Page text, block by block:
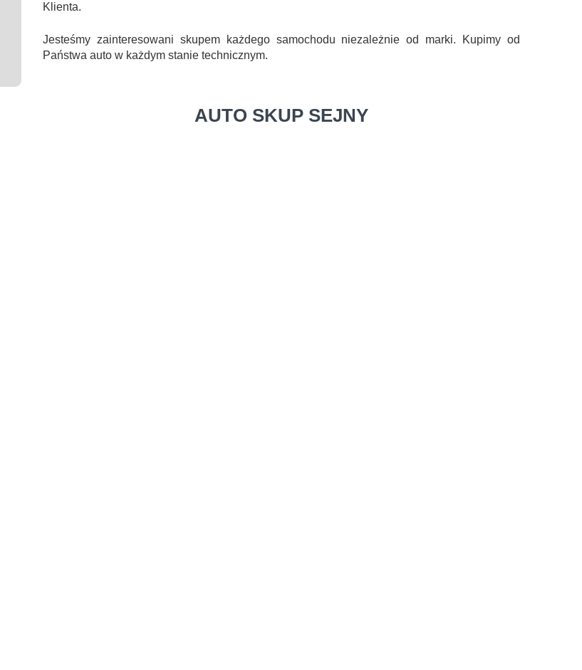
Klienta.
Jesteśmy zainteresowani skupem każdego samochodu niezależnie od marki. Kupimy od
Państwa auto w każdym stanie technicznym.
AUTO SKUP SEJNY